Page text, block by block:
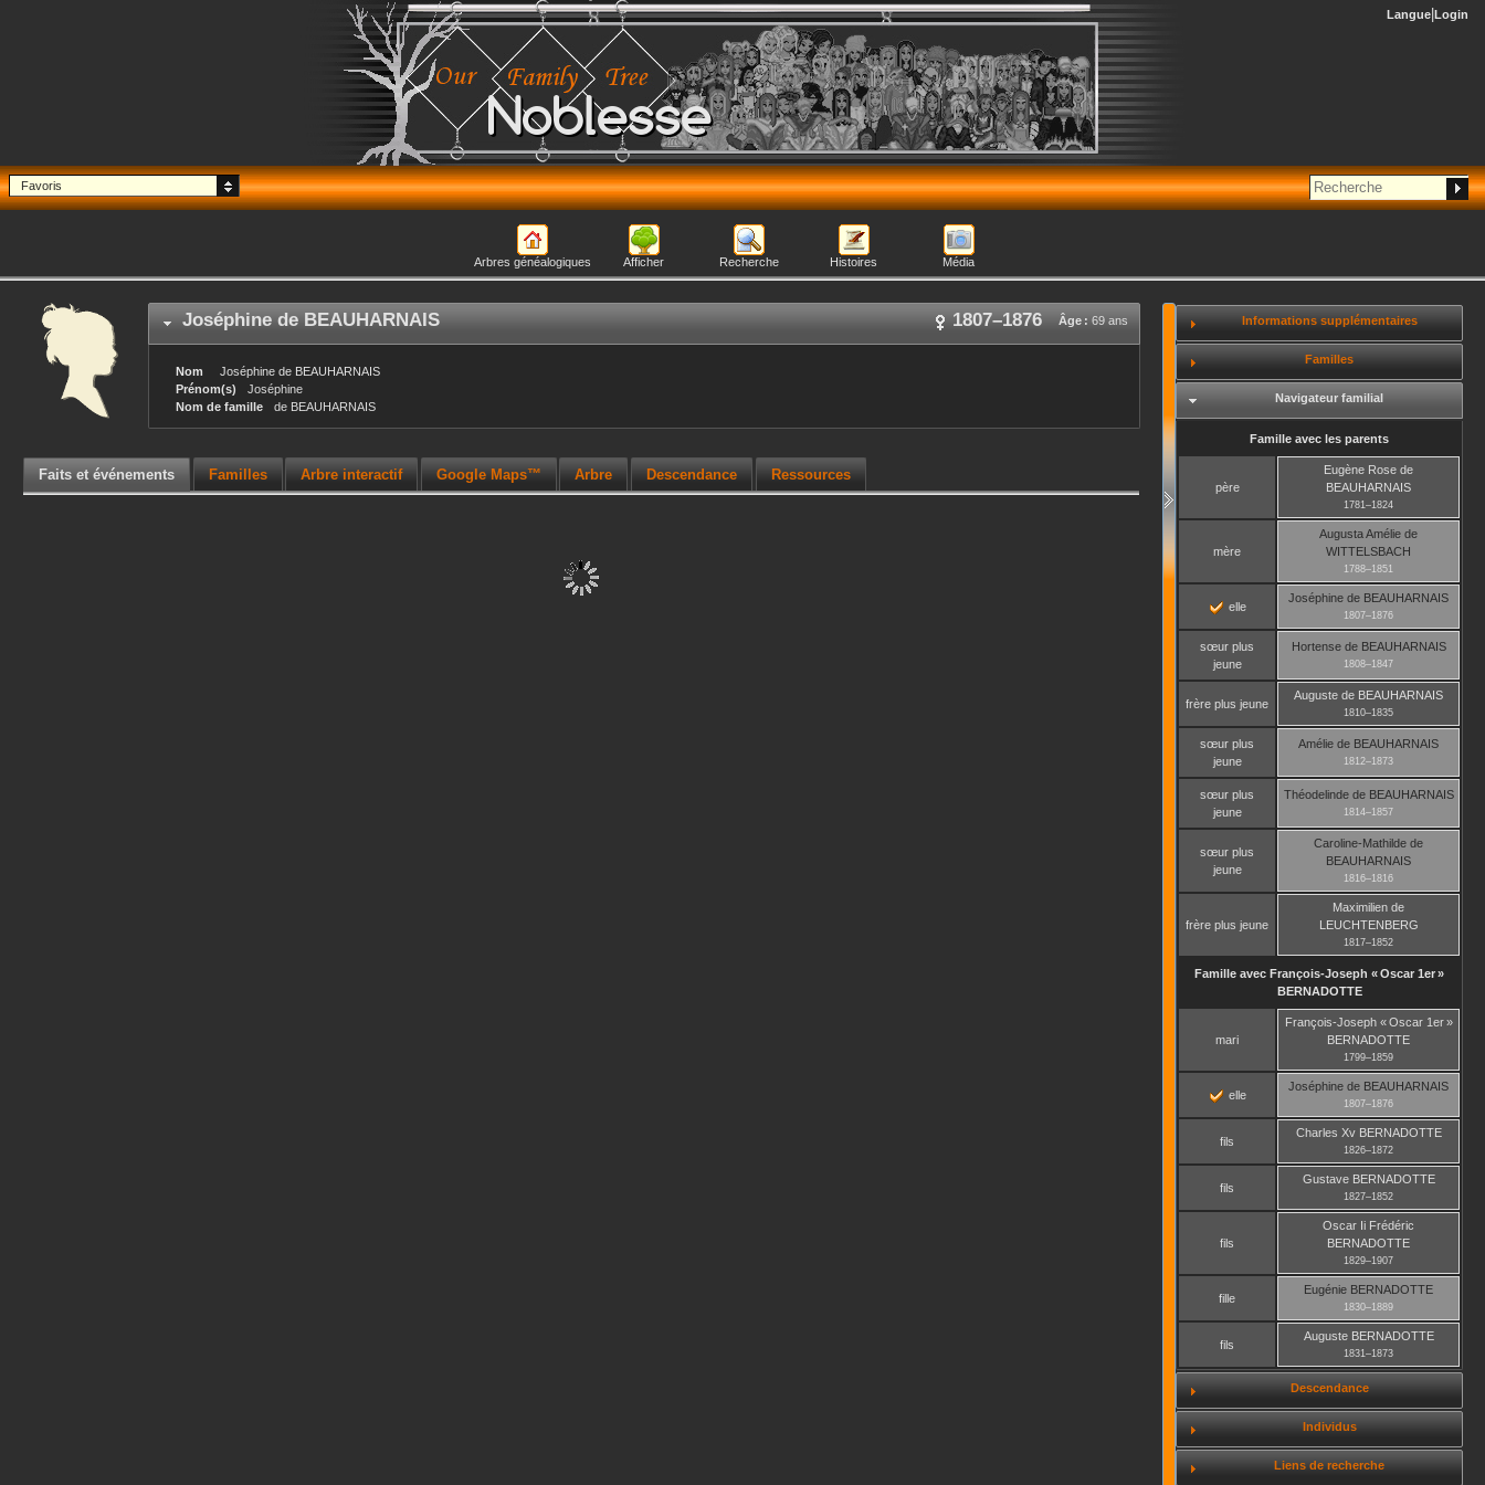
Noblesse
Langue Login
Favoris
Arbres généalogiques Afficher Recherche Histoires Média
Joséphine de BEAUHARNAIS Âge : 69 ans
1807–1876
Nom Joséphine de BEAUHARNAIS
Prénom(s)
Joséphine
Nom de famille
de BEAUHARNAIS
Faits et événements Familles Arbre interactif Google Maps™ Arbre Descendance Ressources
Informations supplémentaires
Familles
Navigateur familial
Famille avec les parents
père
Eugène Rose de
BEAUHARNAIS
1781–1824
mère
Augusta Amélie de
WITTELSBACH
1788–1851
elle
Joséphine de BEAUHARNAIS
1807–1876
sœur plus
jeune
Hortensede BEAUHARNAIS
1808–1847
frère plus jeune
Auguste de BEAUHARNAIS
1810–1835
sœur plus
jeune
Amélie de BEAUHARNAIS
1812–1873
sœur plus
jeune
Théodelindede BEAUHARNAIS
1814–1857
sœur plus
jeune
Caroline-Mathilde de
BEAUHARNAIS
1816–1816
frère plus jeune
Maximilien de
LEUCHTENBERG
1817–1852
Famille avec François-Joseph « Oscar 1er »
BERNADOTTE
mari
François-Joseph « Oscar 1er »
BERNADOTTE
1799–1859
elle
Joséphine de BEAUHARNAIS
1807–1876
fils
Charles XvBERNADOTTE
1826–1872
fils
GustaveBERNADOTTE
1827–1852
fils
Oscar Ii Frédéric
BERNADOTTE
1829–1907
fille
Eugénie BERNADOTTE
1830–1889
fils
AugusteBERNADOTTE
1831–1873
Descendance
Individus
Liens de recherche